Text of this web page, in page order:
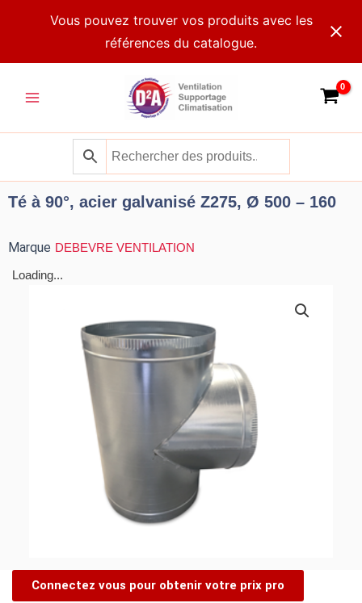
Vous pouvez trouver vos produits avec les
références du catalogue.
Menu
Té à 90°, acier galvanisé Z275, Ø 500 – 160
Marque DEBEVRE VENTILATION
Loading...
Connectez vous pour obtenir votre prix pro